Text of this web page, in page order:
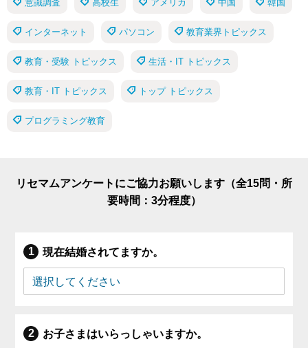
意識調査 高校生 アメリカ 中国 韓国
インターネット パソコン 教育業界トピックス
教育・受験 トピックス 生活・IT トピックス
教育・IT トピックス トップ トピックス
プログラミング教育
リセマムアンケートにご協力お願いします（全15問・所
要時間：3分程度）
現在結婚されてますか。
お子さまはいらっしゃいますか。